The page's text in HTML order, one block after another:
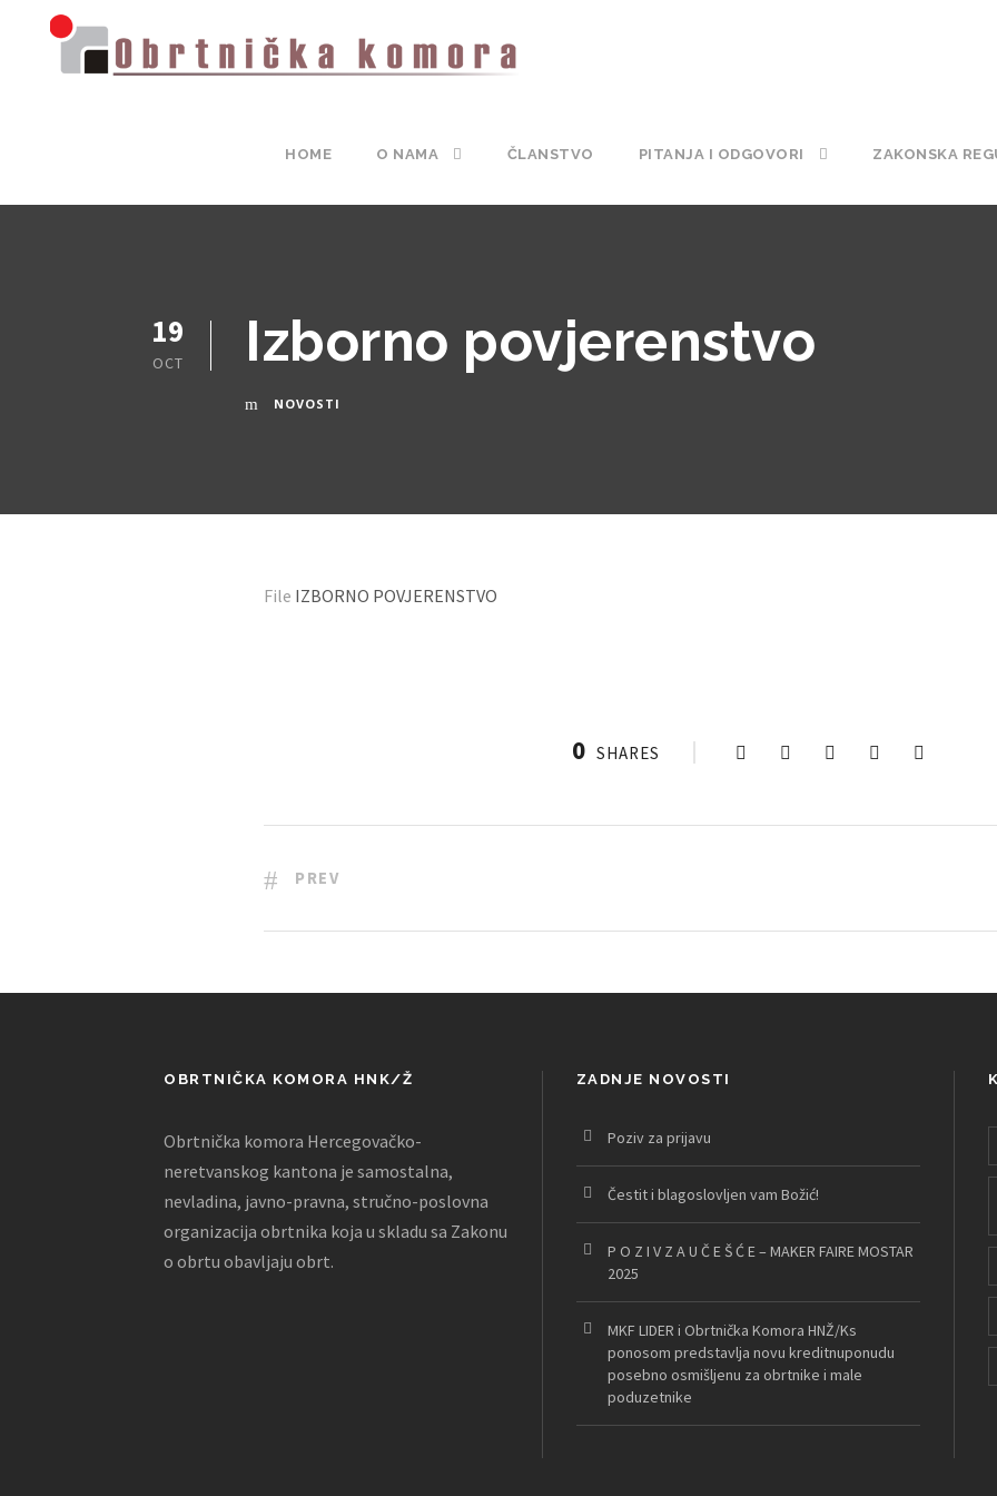
HOME O NAMA ČLANSTVO PITANJA I ODGOVORI ZAKONSKA
19
OCT Izborno povjerenstvo
NOVOSTI
File IZBORNO POVJERENSTVO
0 SHARES
PREV
OBRTNIČKA KOMORA HNK/Ž
Obrtnička komora Hercegovačko-
neretvanskog kantona je samostalna,
nevladina, javno-pravna, stručno-poslovna
organizacija obrtnika koja u skladu sa Zakonu
o obrtu obavljaju obrt.
ZADNJE NOVOSTI
Poziv za prijavu
Čestit i blagoslovljen vam Božić!
P O Z I V Z A U Č E Š Ć E – MAKER FAIRE MOSTAR
2025
MKF LIDER i Obrtnička Komora HNŽ/Ks
ponosom predstavlja novu kreditnuponudu
posebno osmišljenu za obrtnike i male
poduzetnike